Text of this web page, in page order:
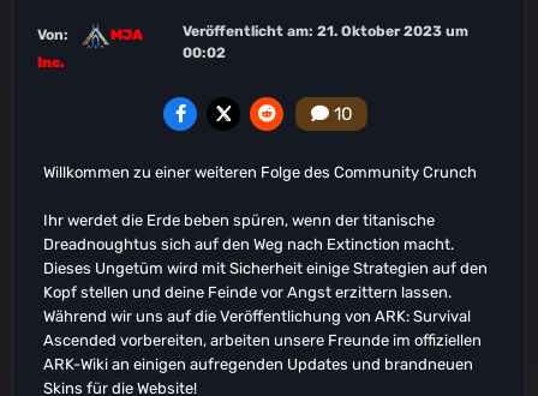
Von:
MJA
Inc.
Veröffentlicht am:21. Oktober 2023 um
00:02
10
Willkommen zu einer weiteren Folge des Community Crunch
Ihr werdet die Erde beben spüren, wenn der titanische
Dreadnoughtus sich auf den Weg nach Extinction macht.
Dieses Ungetüm wird mit Sicherheit einige Strategien auf den
Kopf stellen und deine Feinde vor Angst erzittern lassen.
Während wir uns auf die Veröffentlichung von ARK: Survival
Ascended vorbereiten, arbeiten unsere Freunde im offiziellen
ARK-Wiki an einigen aufregenden Updates und brandneuen
Skins für die Website!